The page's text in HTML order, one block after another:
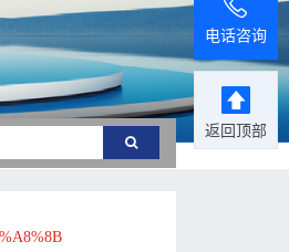
电话咨询
返回顶部